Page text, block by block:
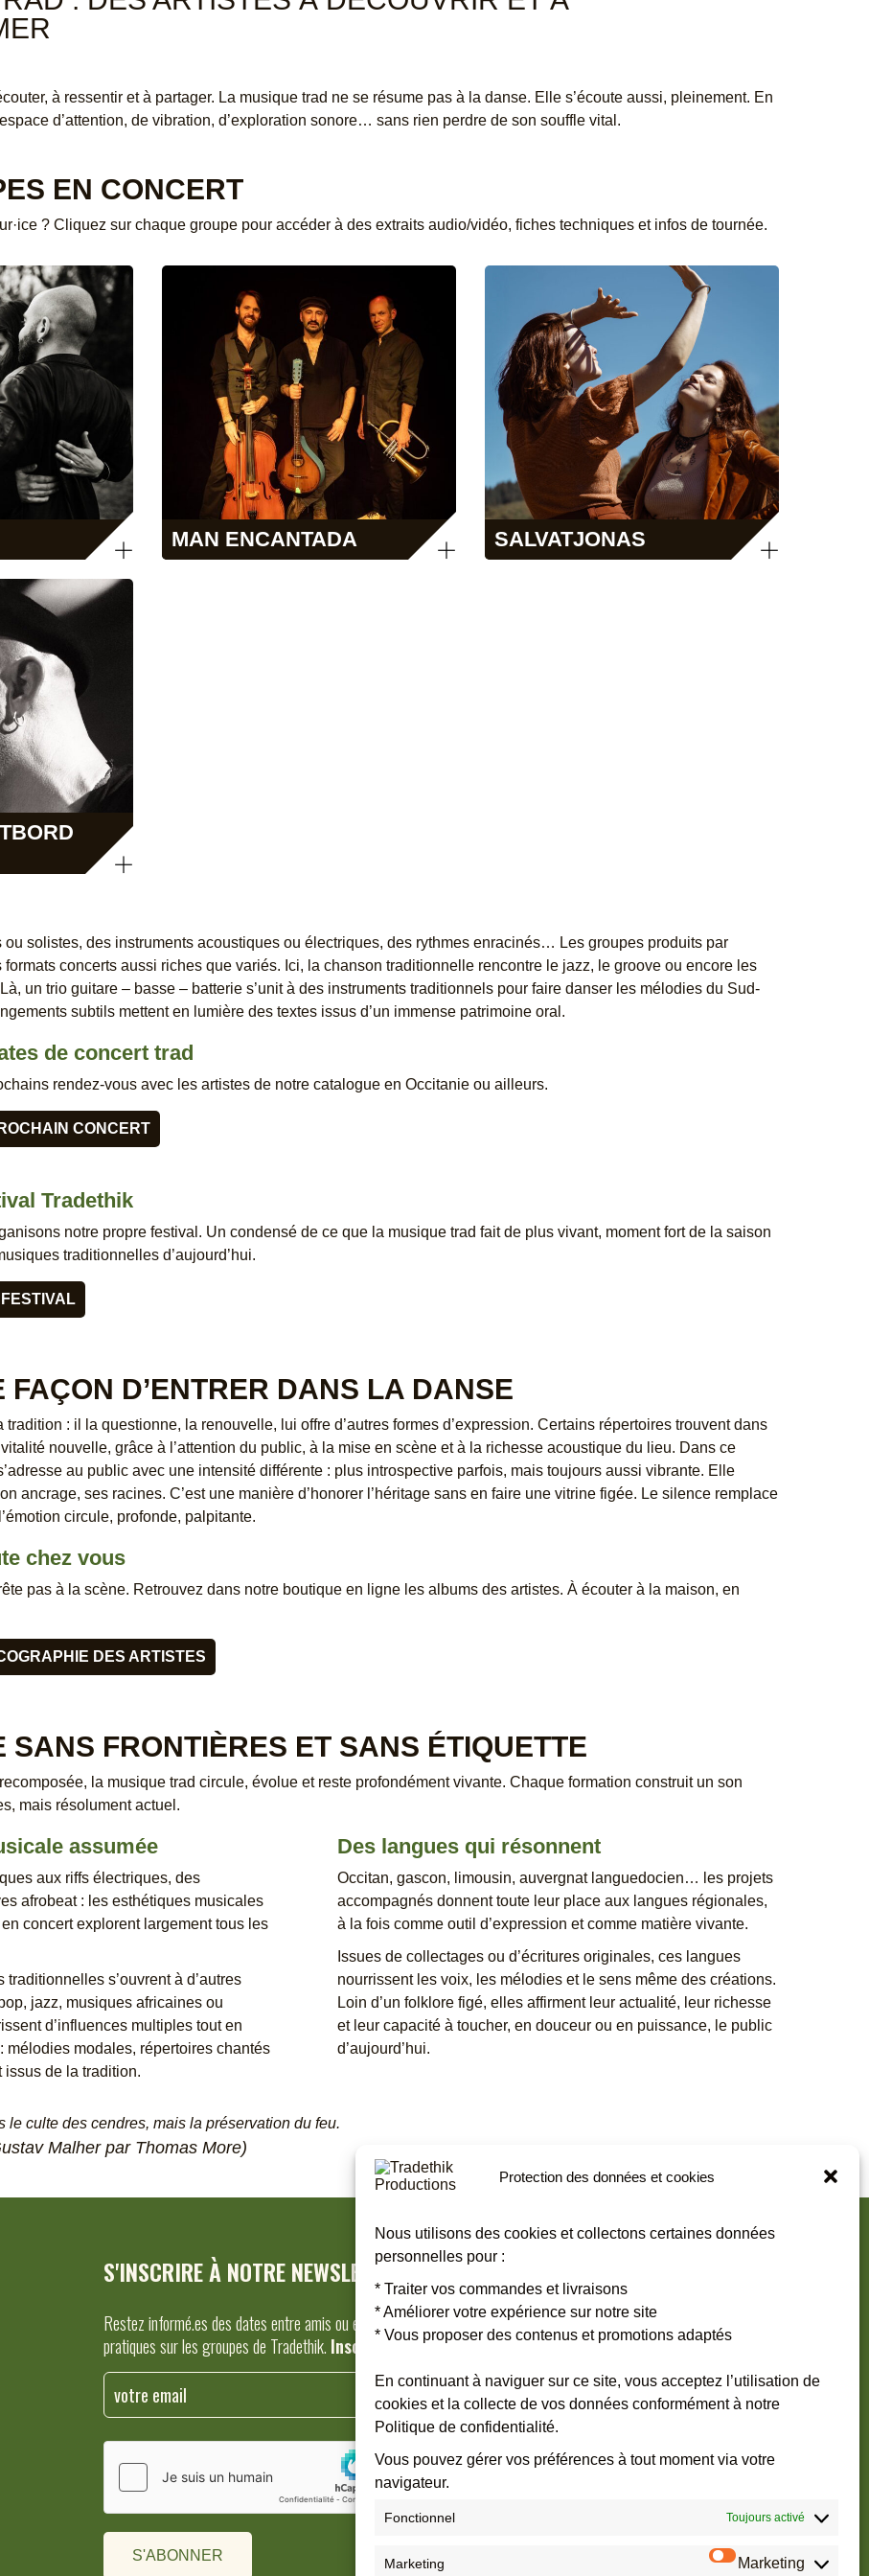
Protection des données et cookies
Nous utilisons des cookies et collectons certaines données
personnelles pour :
* Traiter vos commandes et livraisons
* Améliorer votre expérience sur notre site
* Vous proposer des contenus et promotions adaptés
En continuant à naviguer sur ce site, vous acceptez l’utilisation de
cookies et la collecte de vos données conformément à notre
Politique de confidentialité.
Vous pouvez gérer vos préférences à tout moment via votre
navigateur.
Fonctionnel Toujours activé
Marketing Marketing
à ressentir et à partager. La musique trad ne se résume pas à la danse. Elle s’écoute aussi, pleinement. En
d’attention, de vibration, d’exploration sonore… sans rien perdre de son souffle vital.
EN CONCERT
? Cliquez sur chaque groupe pour accéder à des extraits audio/vidéo, fiches techniques et infos de tournée.
MAN ENCANTADA SALVATJONAS
ou solistes, des instruments acoustiques ou électriques, des rythmes enracinés… Les groupes produits par
formats concerts aussi riches que variés. Ici, la chanson traditionnelle rencontre le jazz, le groove ou encore les
un trio guitare – basse – batterie s’unit à des instruments traditionnels pour faire danser les mélodies du Sud-
subtils mettent en lumière des textes issus d’un immense patrimoine oral.
de concert trad
rendez-vous avec les artistes de notre catalogue en Occitanie ou ailleurs.
CONCERT
Tradethik
notre propre festival. Un condensé de ce que la musique trad fait de plus vivant, moment fort de la saison
traditionnelles d’aujourd’hui.
FAÇON D’ENTRER DANS LA DANSE
tradition : il la questionne, la renouvelle, lui offre d’autres formes d’expression. Certains répertoires trouvent dans
nouvelle, grâce à l’attention du public, à la mise en scène et à la richesse acoustique du lieu. Dans ce
au public avec une intensité différente : plus introspective parfois, mais toujours aussi vibrante. Elle
ancrage, ses racines. C’est une manière d’honorer l’héritage sans en faire une vitrine figée. Le silence remplace
circule, profonde, palpitante.
chez vous
pas à la scène. Retrouvez dans notre boutique en ligne les albums des artistes. À écouter à la maison, en
DES ARTISTES
SANS FRONTIÈRES ET SANS ÉTIQUETTE
la musique trad circule, évolue et reste profondément vivante. Chaque formation construit un son
mais résolument actuel.
assumée
aux riffs électriques, des
afrobeat : les esthétiques musicales
concert explorent largement tous les
s’ouvrent à d’autres
jazz, musiques africaines ou
d’influences multiples tout en
mélodies modales, répertoires chantés
issus de la tradition.
Des langues qui résonnent
Occitan, gascon, limousin, auvergnat languedocien… les projets
accompagnés donnent toute leur place aux langues régionales,
à la fois comme outil d’expression et comme matière vivante.
Issues de collectages ou d’écritures originales, ces langues
nourrissent les voix, les mélodies et le sens même des créations.
Loin d’un folklore figé, elles affirment leur actualité, leur richesse
et leur capacité à toucher, en douceur ou en puissance, le public
d’aujourd’hui.
le culte des cendres, mais la préservation du feu.
Malher par Thomas More)
S'INSCRIRE À NOTRE NEWSLETTER
Restez informé.es des dates entre amis ou en famille, toutes les informations
pratiques sur les groupes de Tradethik. Inscrivez-vous vite !
Veuillez laisser ce champ vide.